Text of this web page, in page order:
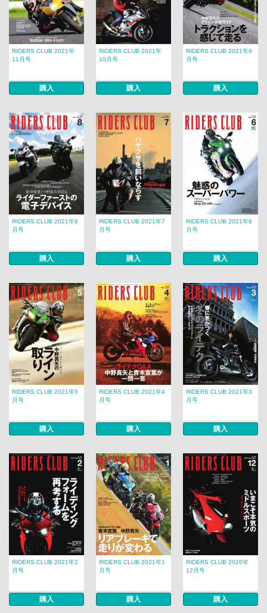
RIDERS CLUB 2021年
11月号
購入
RIDERS CLUB 2021年
10月号
購入
RIDERS CLUB 2021年9
月号
購入
RIDERS CLUB 2021年8
月号
購入
RIDERS CLUB 2021年7
月号
購入
RIDERS CLUB 2021年6
月号
購入
RIDERS CLUB 2021年5
月号
購入
RIDERS CLUB 2021年4
月号
購入
RIDERS CLUB 2021年3
月号
購入
RIDERS CLUB 2021年2
月号
購入
RIDERS CLUB 2021年1
月号
購入
RIDERS CLUB 2020年
12月号
購入